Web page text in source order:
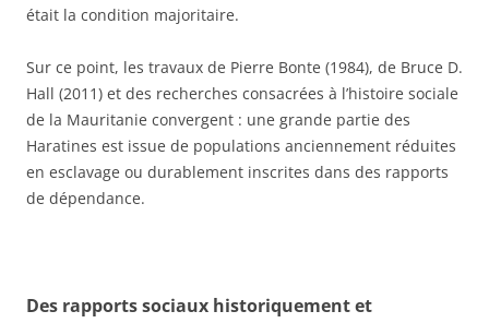
était la condition majoritaire.
Sur ce point, les travaux de Pierre Bonte (1984), de Bruce D.
Hall (2011) et des recherches consacrées à l’histoire sociale
de la Mauritanie convergent : une grande partie des
Haratines est issue de populations anciennement réduites
en esclavage ou durablement inscrites dans des rapports
de dépendance.
Des rapports sociaux historiquement et